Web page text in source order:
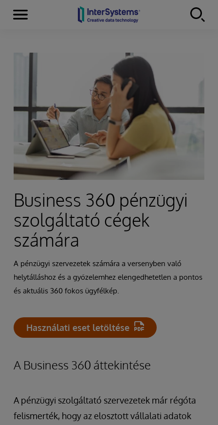
Skip to content
Menu
Business 360 pénzügyi
szolgáltató cégek
számára
A pénzügyi szervezetek számára a versenyben való
helytálláshoz és a győzelemhez elengedhetetlen a pontos
és aktuális 360 fokos ügyfélkép.
Használati eset letöltése
A Business 360 áttekintése
A pénzügyi szolgáltató szervezetek már régóta
felismerték, hogy az elosztott vállalati adatok